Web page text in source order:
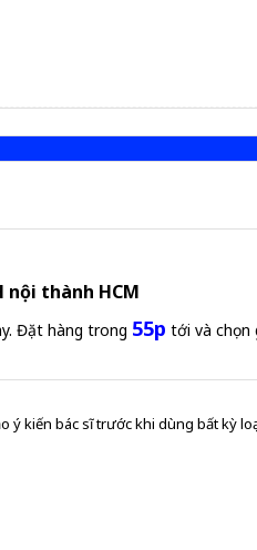
nội thành HCM
Đặt hàng trong 55p tới và chọn
ý kiến bác sĩ trước khi dùng bất kỳ